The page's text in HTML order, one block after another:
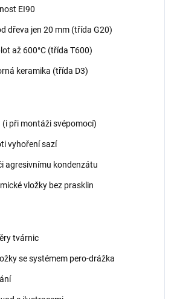
EI90
dřeva jen 20 mm (třída G20)
až 600°C (třída T600)
keramika (třída D3)
při montáži svépomocí)
vyhoření sazí
agresivnímu kondenzátu
vložky bez prasklin
tvárnic
se systémem pero-drážka